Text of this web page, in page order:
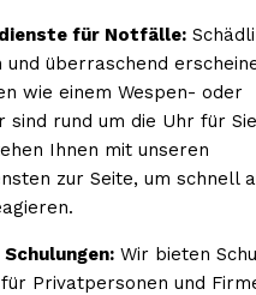
für Notfälle:
überraschend
wie einem Wespen- oder
sind rund um die Uhr für
Ihnen mit unseren
zur Seite, um schnell
Wir bieten
Privatpersonen und